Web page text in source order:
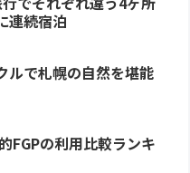
連続宿泊
ルで札幌の自然を堪能
FGPの利用比較ランキ